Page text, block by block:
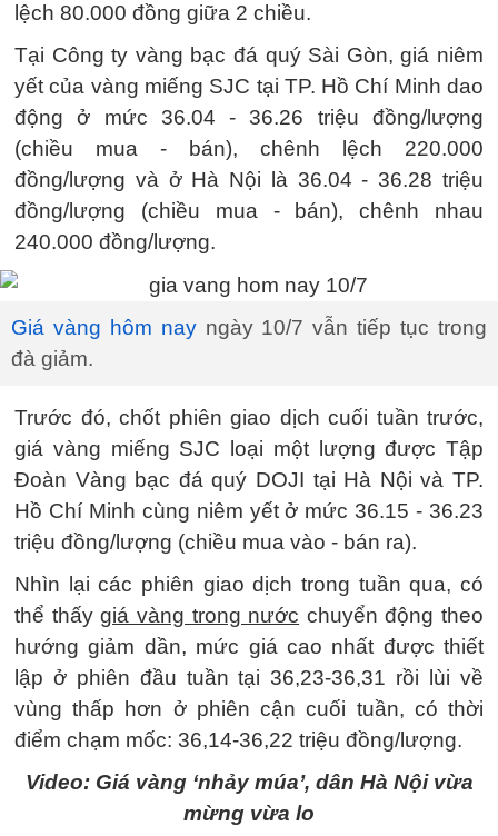
lệch 80.000 đồng giữa 2 chiều.
Tại Công ty vàng bạc đá quý Sài Gòn, giá niêm
yết của vàng miếng SJC tại TP. Hồ Chí Minh dao
động ở mức 36.04 - 36.26 triệu đồng/lượng
(chiều mua - bán), chênh lệch 220.000
đồng/lượng và ở Hà Nội là 36.04 - 36.28 triệu
đồng/lượng (chiều mua - bán), chênh nhau
240.000 đồng/lượng.
Giá vàng hôm nayngày 10/7 vẫn tiếp tục trong
đà giảm.
Trước đó, chốt phiên giao dịch cuối tuần trước,
giá vàng miếng SJC loại một lượng được Tập
Đoàn Vàng bạc đá quý DOJI tại Hà Nội và TP.
Hồ Chí Minh cùng niêm yết ở mức 36.15 - 36.23
triệu đồng/lượng (chiều mua vào - bán ra).
Nhìn lại các phiên giao dịch trong tuần qua, có
thể thấygiá vàng trong nước chuyển động theo
hướng giảm dần, mức giá cao nhất được thiết
lập ở phiên đầu tuần tại 36,23-36,31 rồi lùi về
vùng thấp hơn ở phiên cận cuối tuần, có thời
điểm chạm mốc: 36,14-36,22 triệu đồng/lượng.
Video: Giá vàng ‘nhảy múa’, dân Hà Nội vừa
mừng vừa lo